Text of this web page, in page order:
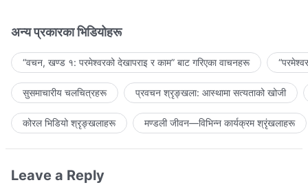
अन्य प्रकारका भिडियोहरू
“वचन, खण्ड १: परमेश्‍वरको देखापराइ र काम” बाट गरिएका वाचनहरू
सुसमाचारीय चलचित्रहरू प्रवचन श्रृङ्खला: आस्थामा सत्यताको खोजी
कोरल भिडियो श्रृङ्खलाहरू मण्डली जीवन—विभिन्‍न कार्यक्रम श्रृंखलाहरू
Leave a Reply